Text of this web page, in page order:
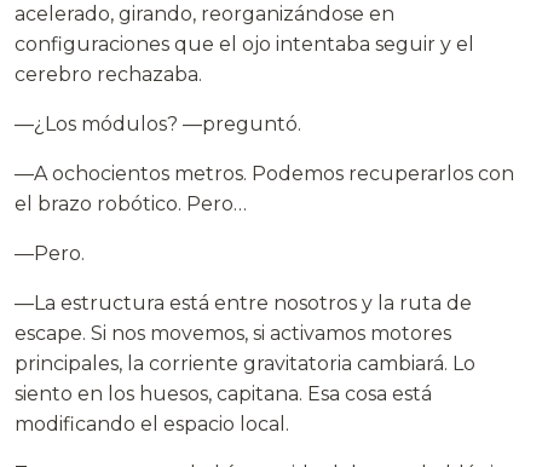
acelerado, girando, reorganizándose en
configuraciones que el ojo intentaba seguir y el
cerebro rechazaba.
—¿Los módulos? —preguntó.
—A ochocientos metros. Podemos recuperarlos con
el brazo robótico. Pero…
—Pero.
—La estructura está entre nosotros y la ruta de
escape. Si nos movemos, si activamos motores
principales, la corriente gravitatoria cambiará. Lo
siento en los huesos, capitana. Esa cosa está
modificando el espacio local.